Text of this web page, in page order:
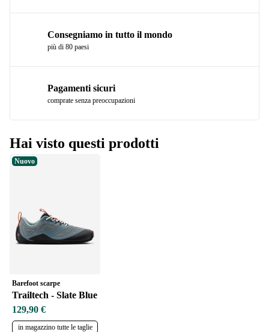
Consegniamo in tutto il mondo
più di 80 paesi
Pagamenti sicuri
comprate senza preoccupazioni
Hai visto questi prodotti
Nuovo
Barefoot scarpe
Trailtech - Slate Blue
129,90 €
in magazzino tutte le taglie